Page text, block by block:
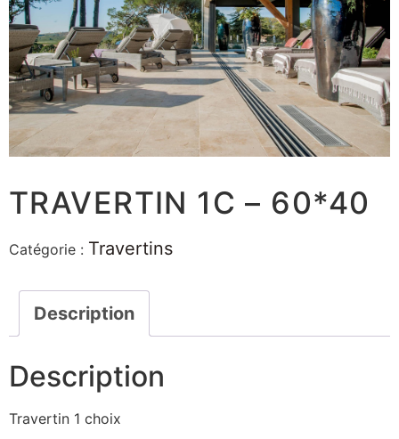
TRAVERTIN 1C – 60*40
Catégorie : Travertins
Description
Description
Travertin 1 choix